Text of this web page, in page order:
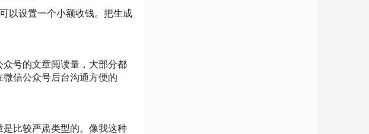
以设置一个小额收钱。把生成
号的文章阅读量，大部分都
信公众号后台沟通方便的
比较严肃类型的。像我这种